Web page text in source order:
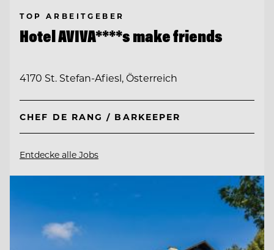
TOP ARBEITGEBER
Hotel AVIVA****s make friends
4170 St. Stefan-Afiesl, Österreich
CHEF DE RANG / BARKEEPER
Entdecke alle Jobs